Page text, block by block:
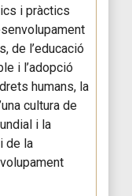
i pràctics
de l’educació
i l’adopció
humans, la
cultura de
i la
de la